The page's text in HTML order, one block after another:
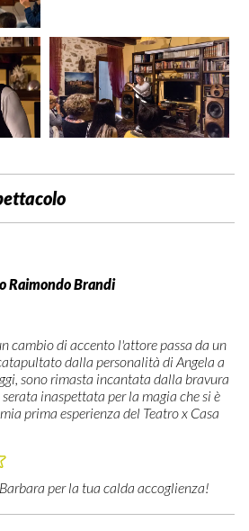
Raimondo Brandi
cambio di accento l'attore passa da un
dalla personalità di Angela a
sono rimasta incantata dalla bravura
inaspettata per la magia che si è
prima esperienza del Teatro x Casa
per la tua calda accoglienza!